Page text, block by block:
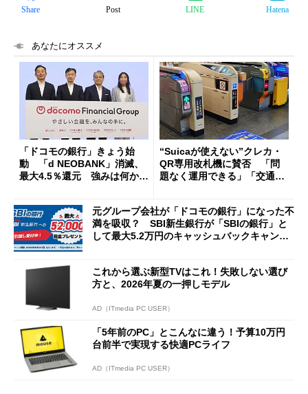
Share Post LINE Hatena
あなたにオススメ
「ドコモの銀行」きょう始
動 「d NEOBANK」消滅、
最大4.5％還元 強みは何か解
“Suicaが使えない”クレカ・
QR専用改札機に賛否 「問
題なく運用できる」「交通系I
元グループ会社が「ドコモの銀行」になった不
満を吸収？ SBI新生銀行が「SBIの銀行」と
して最大5.2万円のキャッシュバックキャンペ
これから選ぶ新型TVはこれ！失敗しない選び
方と、2026年夏の一押しモデル
AD（ITmedia PC USER）
「5年前のPC」とこんなに違う！予算10万円
台前半で実現する快適PCライフ
AD（ITmedia PC USER）